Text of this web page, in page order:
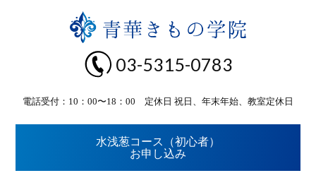
03-5315-0783
電話受付：10：00〜18：00 定休日 祝日、年末年始、教室定休日
水浅葱コース（初心者）
お申し込み